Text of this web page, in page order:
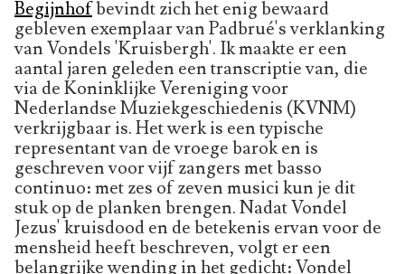
Begijnhofbevindt zich het enig bewaard
gebleven exemplaar van Padbrué's verklanking
van Vondels 'Kruisbergh'. Ik maakte er een
aantal jaren geleden een transcriptie van, die
via de Koninklijke Vereniging voor
Nederlandse Muziekgeschiedenis (KVNM)
verkrijgbaar is. Het werk is een typische
representant van de vroege barok en is
geschreven voor vijf zangers met basso
continuo: met zes of zeven musici kun je dit
stuk op de planken brengen. Nadat Vondel
Jezus' kruisdood en de betekenis ervan voor de
mensheid heeft beschreven, volgt er een
belangrijke wending in het gedicht: Vondel